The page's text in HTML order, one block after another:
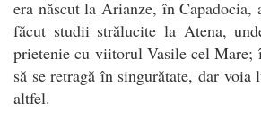
era născut la Arianze, în
făcut studii strălucite la Atena,
prietenie cu viitorul Vasile cel Mare;
să se retragă în singurătate, dar voia
altfel.